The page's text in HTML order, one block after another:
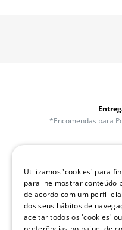
*Encomendas para
Trocas e
30
Utilizamos 'cookies' para
para lhe mostrar conteúdo
de acordo com um perfil
dos seus hábitos de
aceitar todos os 'cookies'